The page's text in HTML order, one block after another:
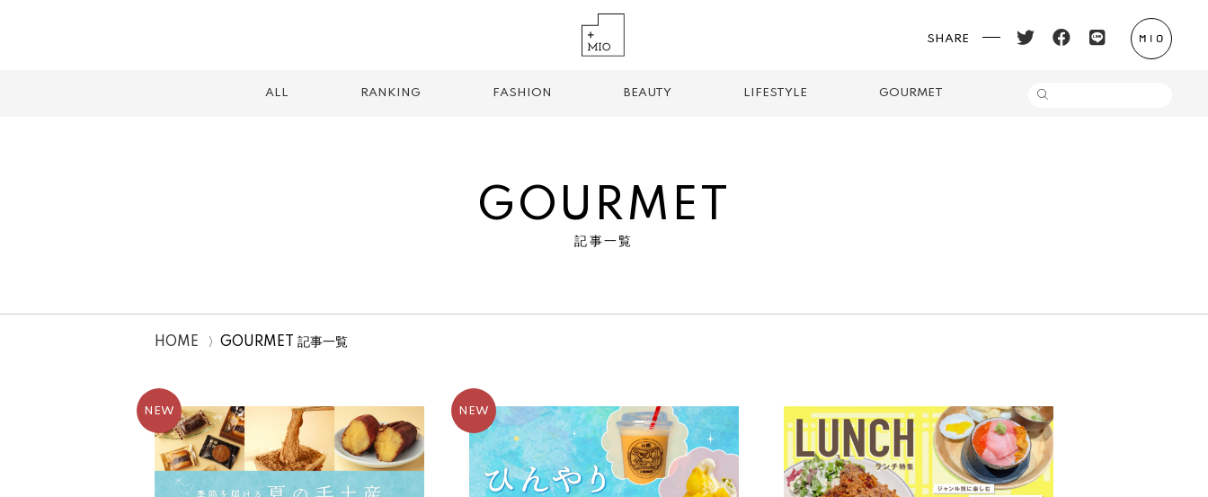
SHARE
ALL RANKING FASHION BEAUTY LIFESTYLE GOURMET
GOURMET
記事一覧
HOME GOURMET 記事一覧